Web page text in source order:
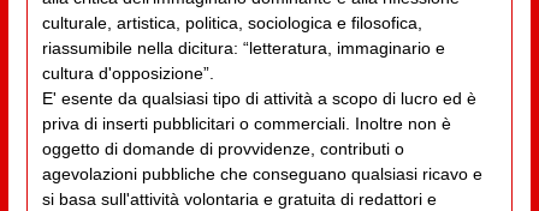
culturale, artistica, politica, sociologica e filosofica,
riassumibile nella dicitura: “letteratura, immaginario e
cultura d'opposizione”.
E' esente da qualsiasi tipo di attività a scopo di lucro ed è
priva di inserti pubblicitari o commerciali. Inoltre non è
oggetto di domande di provvidenze, contributi o
agevolazioni pubbliche che conseguano qualsiasi ricavo e
si basa sull'attività volontaria e gratuita di redattori e